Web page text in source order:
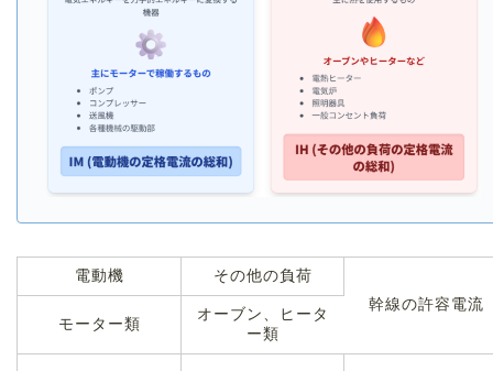
電動機
その他の負荷
幹線の許容電流
モーター類
オーブン、ヒータ
ー類